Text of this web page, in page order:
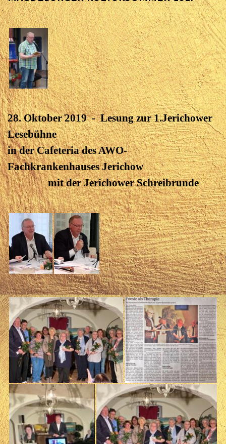
28. Oktober 2019 - Lesung zur 1.Jerichower
Lesebühne
in der Cafeteria des AWO-
Fachkrankenhauses Jerichow
mit der Jerichower Schreibrunde